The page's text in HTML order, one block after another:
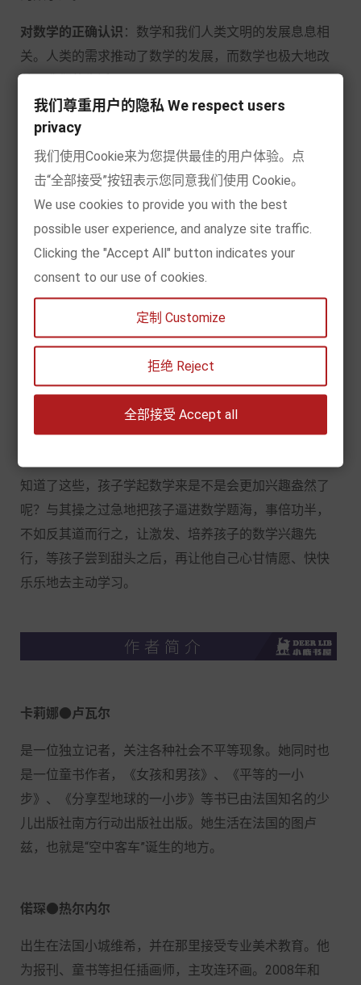
对数学的正确认识 ：数学和我们人类文明的发展息息相
关。人类的需求推动了数学的发展，而数学也极大地改
第二部分：数学在生活中的应用
对数学的错误认识：数学是课本上抽象的概念。
和大富翁游戏有什么关系？和微信、QQ 、Facebook这
样的社交网络有什么关系？和股市、社会学、密码学、
建筑学、气象学、艺术又有什么关系？
第三部分：数学中的有趣现象
对数学的错误认识：数学枯燥乏味，固定的公式毫无新
对数学的正确认识：
产仔和数学数列有什么关系？谷歌（Google）的名字难
知道了这些，孩子学起数学来是不是会更加兴趣盎然了
呢？与其操之过急地把孩子逼进数学题海，事倍功半，
不如反其道而行之，让激发、培养孩子的数学兴趣先
行，等孩子尝到甜头之后，再让他自己心甘情愿、快快
乐乐地去主动学习。
卡莉娜●卢瓦尔
是一位独立记者，关注各种社会不平等现象。她同时也
是一位童书作者，《女孩和男孩》、《平等的一小
步》、《分享型地球的一小步》等书已由法国知名的少
儿出版社南方行动出版社出版。她生活在法国的图卢
兹，也就是“空中客车”诞生的地方。
偌琛●热尔内尔
出生在法国小城维希，并在那里接受专业美术教育。他
为报刊、童书等担任插画师，主攻连环画。2008年和
我们尊重用户的隐私 We respect users
privacy
我们使用Cookie来为您提供最佳的用户体验。点
击“全部接受”按钮表示您同意我们使用 Cookie。
We use cookies to provide you with the best
possible user experience, and analyze site traffic.
Clicking the "Accept All" button indicates your
consent to our use of cookies.
定制 Customize
拒绝 Reject
全部接受 Accept all